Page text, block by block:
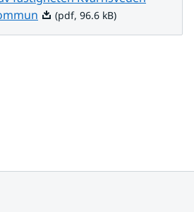
Pdf, 96.6 kB.
(pdf, 96.6 kB)